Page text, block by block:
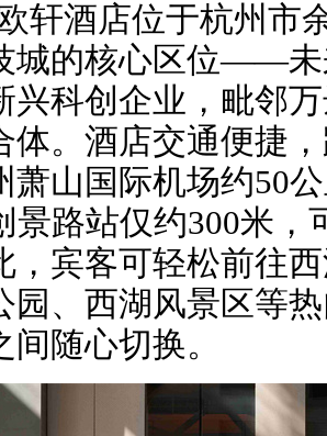
轩酒店位于杭州市
城的核心区位——未
兴科创企业，毗邻
体。酒店交通便捷
萧山国际机场约50
景路站仅约300米
，宾客可轻松前往
园、西湖风景区等
间随心切换。